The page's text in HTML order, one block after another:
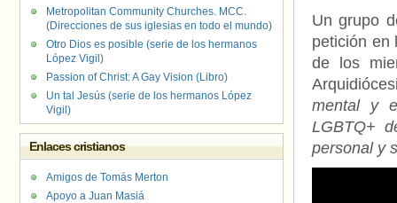
Un grupo
petición en
de los
mental y
LGBTQ+
personal y
Metropolitan Community Churches. MCC.
(Direcciones de sus iglesias en todo el mundo)
Otro Dios es posible (serie de los hermanos
López Vigil)
Passion of Christ: A Gay Vision (Libro)
Un tal Jesús (serie de los hermanos López
Vigil)
Enlaces cristianos
Amigos de Tomás Merton
Apoyo a Juan Masiá